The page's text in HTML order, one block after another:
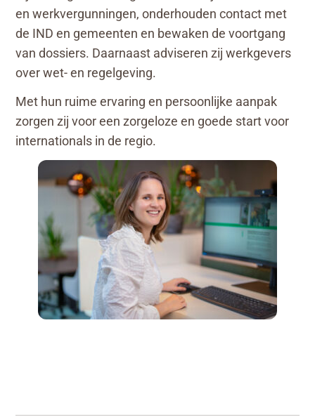
en werkvergunningen, onderhouden contact met
de IND en gemeenten en bewaken de voortgang
van dossiers. Daarnaast adviseren zij werkgevers
over wet- en regelgeving.
Met hun ruime ervaring en persoonlijke aanpak
zorgen zij voor een zorgeloze en goede start voor
internationals in de regio.